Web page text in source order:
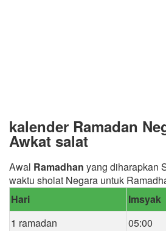
kalender Ramadan
Awkat salat
Awal Ramadhan yang diharapkan
waktu sholat Negara untuk
Hari
Imsyak
1 ramadan
05:00